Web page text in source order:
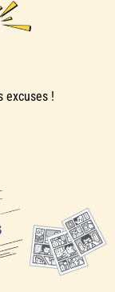
excuses !